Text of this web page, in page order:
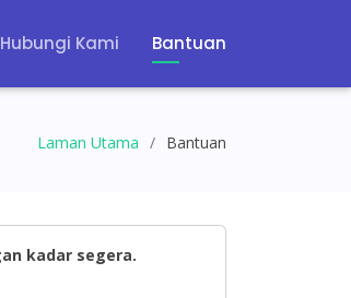
Hubungi Kami Bantuan
Laman Utama Bantuan
kadar segera.